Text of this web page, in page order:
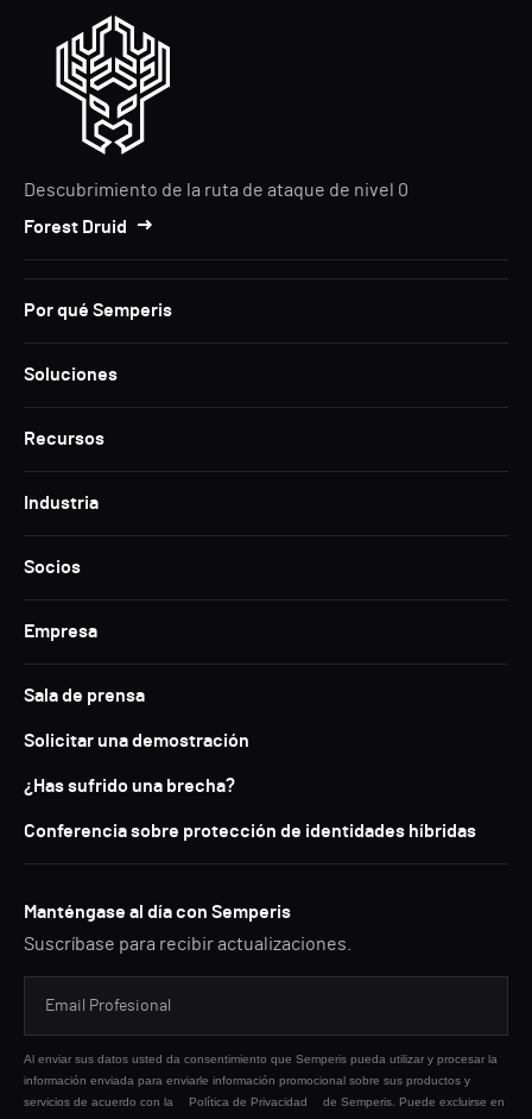
Descubrimiento de la ruta de ataque de nivel 0
Forest Druid
Por qué Semperis
Soluciones
Recursos
Industria
Socios
Empresa
Sala de prensa
Solicitar una demostración
¿Has sufrido una brecha?
Conferencia sobre protección de identidades híbridas
Manténgase al día con Semperis
Suscríbase para recibir actualizaciones.
Al enviar sus datos usted da consentimiento que Semperis pueda utilizar y procesar la
información enviada para enviarle información promocional sobre sus productos y
servicios de acuerdo con la
Política de Privacidad
de Semperis. Puede excluirse en